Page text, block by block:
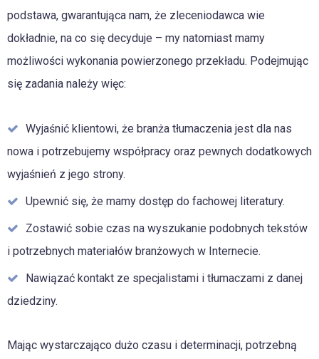
podstawa, gwarantująca nam, że zleceniodawca wie
dokładnie, na co się decyduje – my natomiast mamy
możliwości wykonania powierzonego przekładu. Podejmując
się zadania należy więc:
Wyjaśnić klientowi, że branża tłumaczenia jest dla nas
nowa i potrzebujemy współpracy oraz pewnych dodatkowych
wyjaśnień z jego strony.
Upewnić się, że mamy dostęp do fachowej literatury.
Zostawić sobie czas na wyszukanie podobnych tekstów
i potrzebnych materiałów branżowych w Internecie.
Nawiązać kontakt ze specjalistami i tłumaczami z danej
dziedziny.
Mając wystarczająco dużo czasu i determinacji, potrzebną